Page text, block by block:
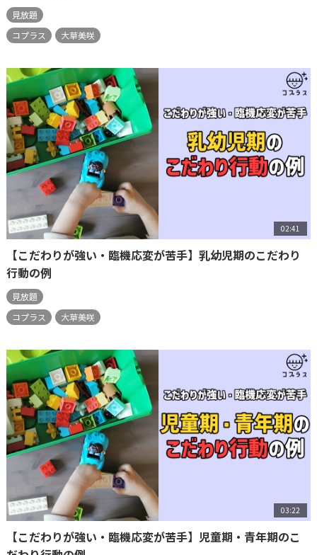
見放題
コプラス
大草美咲
02:41
【こだわりが強い・臨機応変が苦手】乳幼児期のこだわり
行動の例
見放題
コプラス
大草美咲
03:22
【こだわりが強い・臨機応変が苦手】児童期・青年期のこ